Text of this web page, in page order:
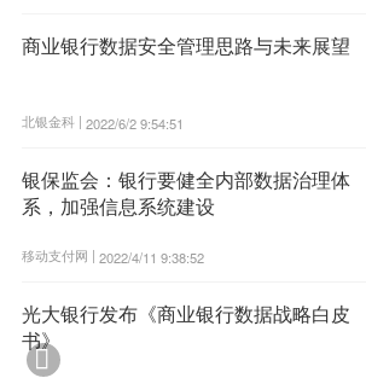
商业银行数据安全管理思路与未来展望
北银金科 | 2022/6/2 9:54:51
银保监会：银行要健全内部数据治理体
系，加强信息系统建设
移动支付网 | 2022/4/11 9:38:52
光大银行发布《商业银行数据战略白皮
书》
